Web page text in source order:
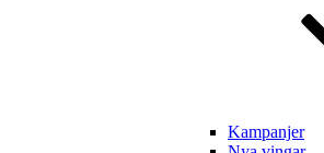
Kampanjer